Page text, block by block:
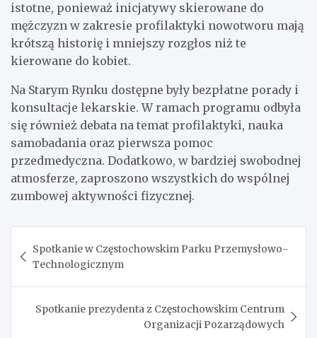
istotne, ponieważ inicjatywy skierowane do
mężczyzn w zakresie profilaktyki nowotworu mają
krótszą historię i mniejszy rozgłos niż te
kierowane do kobiet.
Na Starym Rynku dostępne były bezpłatne porady i
konsultacje lekarskie. W ramach programu odbyła
się również debata na temat profilaktyki, nauka
samobadania oraz pierwsza pomoc
przedmedyczna. Dodatkowo, w bardziej swobodnej
atmosferze, zaproszono wszystkich do wspólnej
zumbowej aktywności fizycznej.
wpisu
Spotkanie w Częstochowskim Parku Przemysłowo-
Technologicznym
Spotkanie prezydenta z Częstochowskim Centrum
Organizacji Pozarządowych